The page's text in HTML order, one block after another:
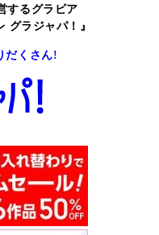
するグラビア
グラジャパ！』
だくさん!